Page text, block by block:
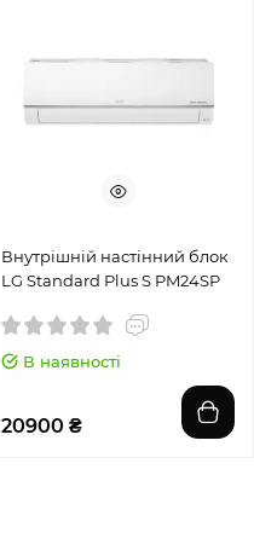
Внутрішній настінний блок
LG Standard Plus S PM24SP
В наявності
20900 ₴